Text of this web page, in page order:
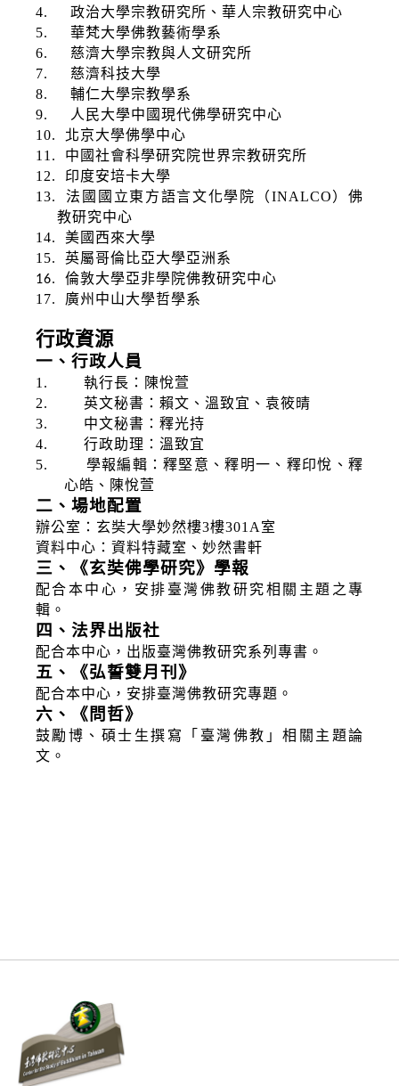
4.
政治大學宗教研究所、華人宗教研究中心
5.
華梵大學佛教藝術學系
6.
慈濟大學宗教與人文研究所
7.
慈濟科技大學
8.
輔仁大學宗教學系
9.
人民大學中國現代佛學研究中心
10.
北京大學佛學中心
11.
中國社會科學研究院世界宗教研究所
12.
印度安培卡大學
13.
法國國立東方語言文化學院（INALCO）佛
教研究中心
14.
美國西來大學
15.
英屬哥倫比亞大學亞洲系
16.
倫敦大學亞非學院佛教研究中心
17.
廣州中山大學哲學系
行政資源
一、行政人員
1.
執行長：陳悅萱
2.
英文秘書：賴文、溫致宜、袁筱晴
3.
中文秘書：釋光持
4.
行政助理：溫致宜
5.
學報編輯：釋堅意、釋明一、釋印悅、釋
心皓、陳悅萱
二、場地配置
辦公室：玄奘大學妙然樓3樓301A 室
資料中心：資料特藏室、妙然書軒
三、《玄奘佛學研究》學報
配合本中心，安排臺灣佛教研究相關主題之專
輯。
四、法界出版社
配合本中心，出版臺灣佛教研究系列專書。
五、《弘誓雙月刊》
配合本中心，安排臺灣佛教研究專題。
六、《問哲》
鼓勵博、碩士生撰寫「臺灣佛教」相關主題論
文。